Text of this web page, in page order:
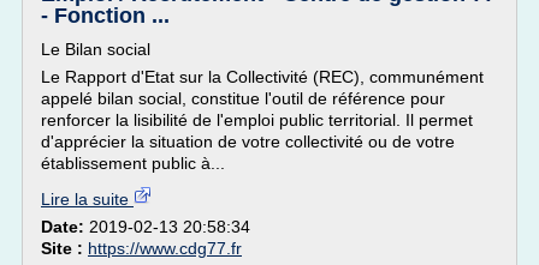
- Fonction ...
Le Bilan social
Le Rapport d'Etat sur la Collectivité (REC), communément
appelé bilan social, constitue l'outil de référence pour
renforcer la lisibilité de l'emploi public territorial. Il permet
d'apprécier la situation de votre collectivité ou de votre
établissement public à...
Lire la suite
Date: 2019-02-13 20:58:34
Site : https://www.cdg77.fr